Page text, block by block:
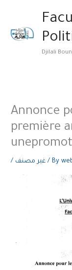
content
Djilali
Annonce
première
/ غير مصنف / By